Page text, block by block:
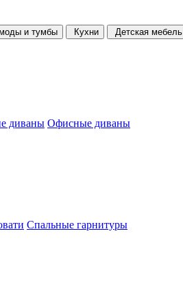
и тумбы Кухни Детская мебель
диваны Офисные диваны
Спальные гарнитуры